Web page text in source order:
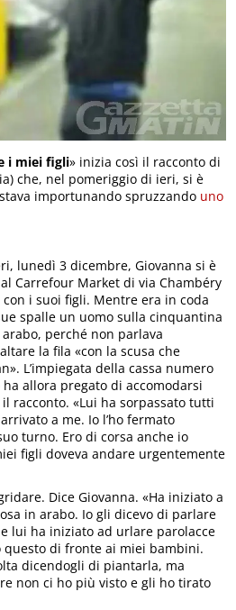
i miei figli» inizia così il racconto di
che, nel pomeriggio di ieri, si è
importunando spruzzando uno
lunedì 3 dicembre, Giovanna si è
Carrefour Market di via Chambéry
i suoi figli. Mentre era in coda
spalle un uomo sulla cinquantina
perché non parlava
la fila «con la scusa che
L’impiegata della cassa numero
allora pregato di accomodarsi
racconto. «Lui ha sorpassato tutti
a me. Io l’ho fermato
turno. Ero di corsa anche io
figli doveva andare urgentemente
Dice Giovanna. «Ha iniziato a
in arabo. Io gli dicevo di parlare
lui ha iniziato ad urlare parolacce
di fronte ai miei bambini.
dicendogli di piantarla, ma
non ci ho più visto e gli ho tirato